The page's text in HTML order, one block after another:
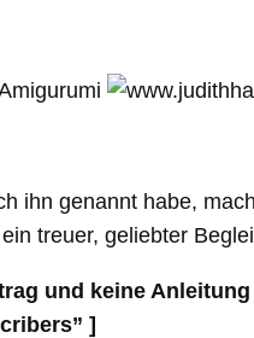
ihn genannt habe,
treuer, geliebter
und keine
]